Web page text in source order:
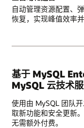
自动管理资源配置、
恢复，实现峰值效率
基于 MySQL
MySQL 云技术
使用由 MySQL 团队
取新功能和安全更新
无需额外付费。